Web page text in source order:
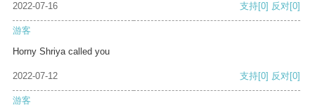
2022-07-16 支持[0] 反对[0]
游客
Horny Shriya called you
2022-07-12 支持[0] 反对[0]
游客